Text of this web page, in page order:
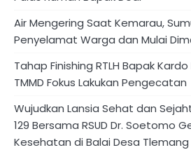
Air Mengering Saat Kemarau,
Penyelamat Warga dan Mulai
Tahap Finishing RTLH Bapak
TMMD Fokus Lakukan Pengecatan
Wujudkan Lansia Sehat dan
129 Bersama RSUD Dr. Soetomo
Kesehatan di Balai Desa Tlemang